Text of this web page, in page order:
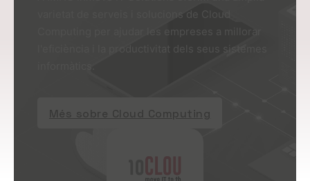
Més sobre Cloud Computing